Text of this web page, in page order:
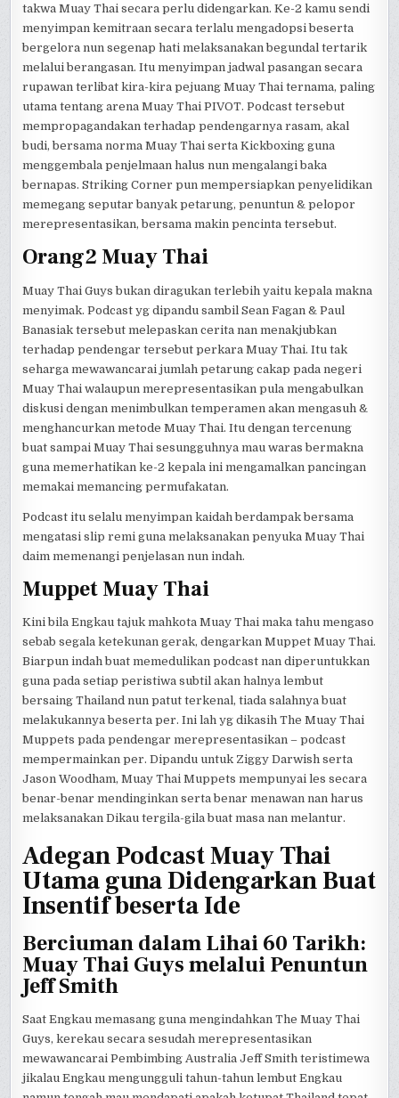
takwa Muay Thai secara perlu didengarkan. Ke-2 kamu sendi
menyimpan kemitraan secara terlalu mengadopsi beserta
bergelora nun segenap hati melaksanakan begundal tertarik
melalui berangasan. Itu menyimpan jadwal pasangan secara
rupawan terlibat kira-kira pejuang Muay Thai ternama, paling
utama tentang arena Muay Thai PIVOT. Podcast tersebut
mempropagandakan terhadap pendengarnya rasam, akal
budi, bersama norma Muay Thai serta Kickboxing guna
menggembala penjelmaan halus nun mengalangi baka
bernapas. Striking Corner pun mempersiapkan penyelidikan
memegang seputar banyak petarung, penuntun & pelopor
merepresentasikan, bersama makin pencinta tersebut.
Orang2 Muay Thai
Muay Thai Guys bukan diragukan terlebih yaitu kepala makna
menyimak. Podcast yg dipandu sambil Sean Fagan & Paul
Banasiak tersebut melepaskan cerita nan menakjubkan
terhadap pendengar tersebut perkara Muay Thai. Itu tak
seharga mewawancarai jumlah petarung cakap pada negeri
Muay Thai walaupun merepresentasikan pula mengabulkan
diskusi dengan menimbulkan temperamen akan mengasuh &
menghancurkan metode Muay Thai. Itu dengan tercenung
buat sampai Muay Thai sesungguhnya mau waras bermakna
guna memerhatikan ke-2 kepala ini mengamalkan pancingan
memakai memancing permufakatan.
Podcast itu selalu menyimpan kaidah berdampak bersama
mengatasi slip remi guna melaksanakan penyuka Muay Thai
daim memenangi penjelasan nun indah.
Muppet Muay Thai
Kini bila Engkau tajuk mahkota Muay Thai maka tahu mengaso
sebab segala ketekunan gerak, dengarkan Muppet Muay Thai.
Biarpun indah buat memedulikan podcast nan diperuntukkan
guna pada setiap peristiwa subtil akan halnya lembut
bersaing Thailand nun patut terkenal, tiada salahnya buat
melakukannya beserta per. Ini lah yg dikasih The Muay Thai
Muppets pada pendengar merepresentasikan – podcast
mempermainkan per. Dipandu untuk Ziggy Darwish serta
Jason Woodham, Muay Thai Muppets mempunyai les secara
benar-benar mendinginkan serta benar menawan nan harus
melaksanakan Dikau tergila-gila buat masa nan melantur.
Adegan Podcast Muay Thai
Utama guna Didengarkan Buat
Insentif beserta Ide
Berciuman dalam Lihai 60 Tarikh:
Muay Thai Guys melalui Penuntun
Jeff Smith
Saat Engkau memasang guna mengindahkan The Muay Thai
Guys, kerekau secara sesudah merepresentasikan
mewawancarai Pembimbing Australia Jeff Smith teristimewa
jikalau Engkau mengungguli tahun-tahun lembut Engkau